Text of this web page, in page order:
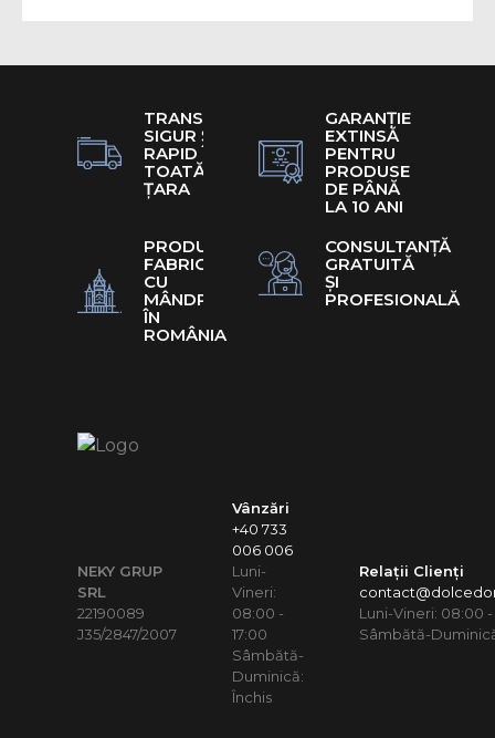
TRANSPORT
SIGUR ȘI
RAPID ÎN
TOATĂ
ȚARA
GARANȚIE
EXTINSĂ
PENTRU
PRODUSE
DE PÂNĂ
LA 10 ANI
PRODUSE
FABRICATE
CU
MÂNDRIE
ÎN
ROMÂNIA
CONSULTANȚĂ
GRATUITĂ
ȘI
PROFESIONALĂ
NEKY GRUP
SRL
22190089
J35/2847/2007
Vânzări
+40 733
006 006
Luni-
Vineri:
08:00 -
17:00
Sâmbătă-
Duminică:
Închis
Relații Clienți
Luni-Vineri: 08:00 -
Sâmbătă-